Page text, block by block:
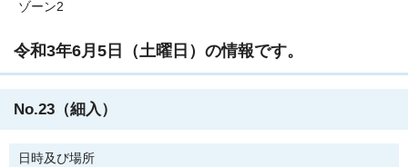
ゾーン2
令和3年6月5日（土曜日）の情報です。
No.23（細入）
日時及び場所